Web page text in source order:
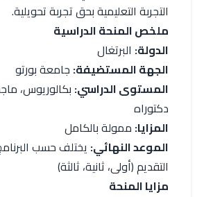
التجربة التعليمية بحق تجربة تحويلية.
ملخص المنحة الدراسية
الدولة: البرتغال
الجهة المستضيفة: جامعة بورتو
المستوى الدراسي:
دكتوراه
المزايا: ممولة بالكامل
الموعد النهائي:
التقديم (أولى، ثانية، ثالثة)
مزايا المنحة